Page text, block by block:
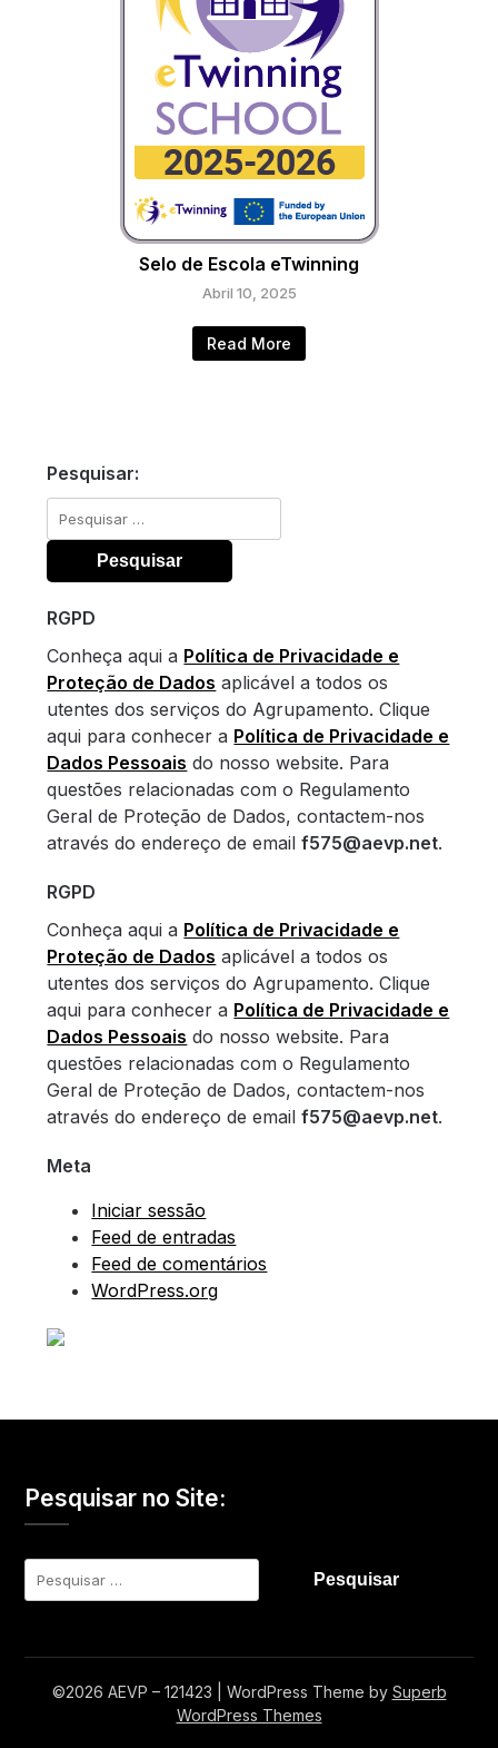
Selo de Escola eTwinning
Abril 10, 2025
Read More
Pesquisar:
Pesquisar
por:
RGPD
Conheça aqui a Política de Privacidade e
Proteção de Dados aplicável a todos os
utentes dos serviços do Agrupamento. Clique
aqui para conhecer a Política de Privacidade e
Dados Pessoais do nosso website. Para
questões relacionadas com o Regulamento
Geral de Proteção de Dados, contactem-nos
através do endereço de emailf575@aevp.net.
RGPD
Conheça aqui a Política de Privacidade e
Proteção de Dados aplicável a todos os
utentes dos serviços do Agrupamento. Clique
aqui para conhecer a Política de Privacidade e
Dados Pessoais do nosso website. Para
questões relacionadas com o Regulamento
Geral de Proteção de Dados, contactem-nos
através do endereço de emailf575@aevp.net.
Meta
Iniciar sessão
Feed de entradas
Feed de comentários
WordPress.org
Pesquisar no Site:
Pesquisar
por:
©2026 AEVP – 121423 | WordPress Theme by Superb
WordPress Themes